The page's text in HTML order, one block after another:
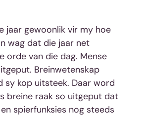
jaar gewoonlik vir my hoe
wag dat die jaar net
orde van die dag. Mense
Breinwetenskap
sy kop uitsteek. Daar word
breine raak so uitgeput dat
spierfunksies nog steeds